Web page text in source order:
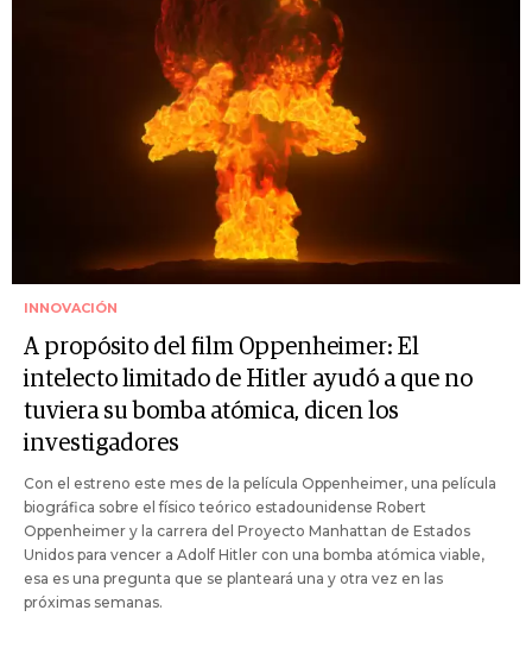
INNOVACIÓN
A propósito del film Oppenheimer: El
intelecto limitado de Hitler ayudó a que no
tuviera su bomba atómica, dicen los
investigadores
Con el estreno este mes de la película Oppenheimer, una película
biográfica sobre el físico teórico estadounidense Robert
Oppenheimer y la carrera del Proyecto Manhattan de Estados
Unidos para vencer a Adolf Hitler con una bomba atómica viable,
esa es una pregunta que se planteará una y otra vez en las
próximas semanas.